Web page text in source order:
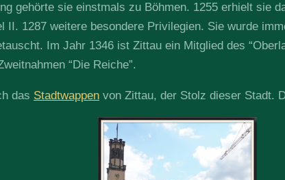
gehörte sie einstmals zu Böhmen. 1255 erhielt sie
II. 1287 weitere besondere Privilegien. Sie wurde
Im Jahr 1346 ist Zittau ein Mitglied des
“Die Reiche”.
das Stadtwappen von Zittau, der Stolz dieser Stadt.